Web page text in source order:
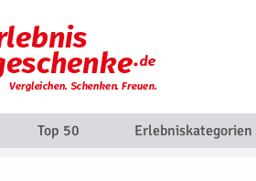
Top 50 Erlebniskategorien